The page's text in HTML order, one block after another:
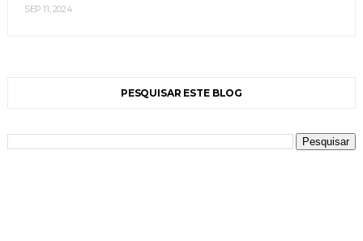
SEP 11, 2024
PESQUISAR ESTE BLOG